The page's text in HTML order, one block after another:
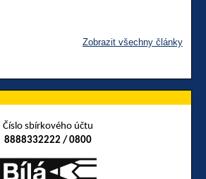
Zobrazit všechny články
Číslo sbírkového účtu
8888332222 / 0800